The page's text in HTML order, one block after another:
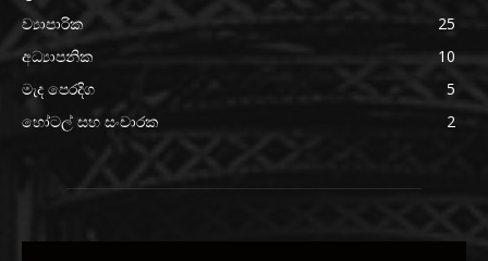
ව්‍යාපාරික
25
අධ්‍යාපනික
10
මැද පෙරදිග
5
හෝටල් සහ සංචාරක
2